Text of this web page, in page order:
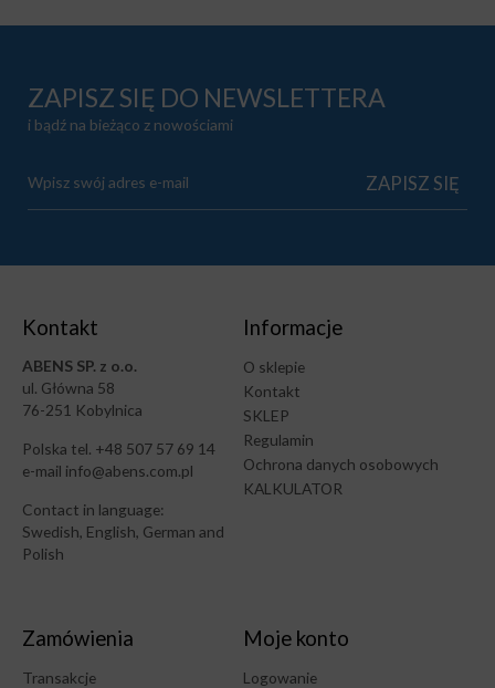
ZAPISZ SIĘ DO NEWSLETTERA
i bądź na bieżąco z nowościami
Kontakt
ABENS SP. z o.o.
ul. Główna 58
76-251 Kobylnica
Polska tel. +48 507 57 69 14
e-mail info@abens.com.pl
Contact in language:
Swedish, English, German and
Polish
Informacje
O sklepie
Kontakt
SKLEP
Regulamin
Ochrona danych osobowych
KALKULATOR
Zamówienia
Transakcje
Moje konto
Logowanie